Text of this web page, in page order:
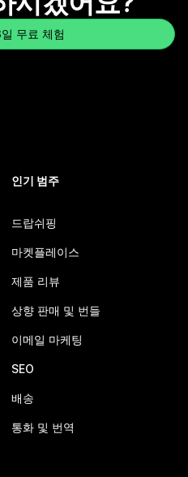
무료 체험
인기 범주
드랍쉬핑
마켓플레이스
제품 리뷰
상향 판매 및 번들
이메일 마케팅
SEO
배송
통화 및 번역